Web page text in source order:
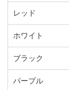
レッド
ホワイト
ブラック
パープル